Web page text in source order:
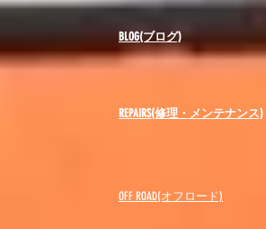
BLOG(ブログ)
REPAIRS(修理・メンテナンス)
OFF ROAD(オフロード)